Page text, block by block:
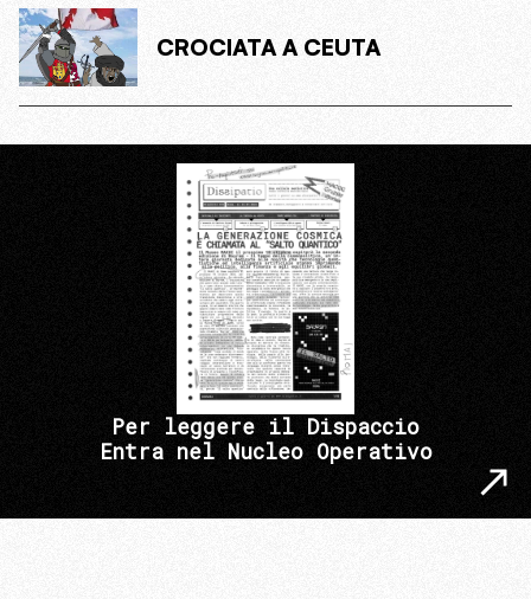
CROCIATA A CEUTA
Per leggere il Dispaccio
Entra nel Nucleo Operativo